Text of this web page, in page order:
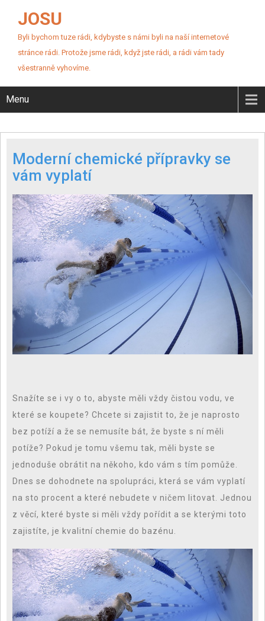
JOSU
Byli bychom tuze rádi, kdybyste s námi byli na naší internetové
stránce rádi. Protože jsme rádi, když jste rádi, a rádi vám tady
všestranně vyhovíme.
Menu
Moderní chemické přípravky se
vám vyplatí
Snažíte se i vy o to, abyste měli vždy čistou vodu, ve
které se koupete? Chcete si zajistit to, že je naprosto
bez potíží a že se nemusíte bát, že byste s ní měli
potíže? Pokud je tomu všemu tak, měli byste se
jednoduše obrátit na někoho, kdo vám s tím pomůže.
Dnes se dohodnete na spolupráci, která se vám vyplatí
na sto procent a které nebudete v ničem litovat. Jednou
z věcí, které byste si měli vždy pořídit a se kterými toto
zajistíte, je kvalitní chemie do bazénu.